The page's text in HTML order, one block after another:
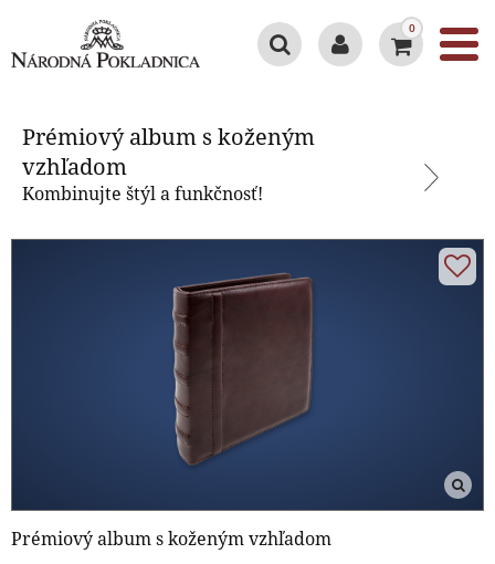
0
Prémiový album s koženým
vzhľadom
Kombinujte štýl a funkčnosť!
Prémiový album s koženým vzhľadom
Prémiový album s koženým